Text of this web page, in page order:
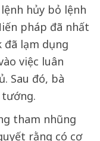
hủy bỏ lệnh
pháp đã nhất
lạm dụng
việc luân
Sau đó, bà
tướng.
tham nhũng
rằng có cơ